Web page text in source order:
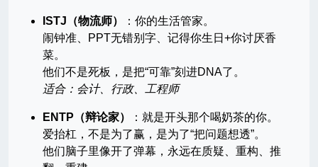
ISTJ（物流师）
：你的生活管家。
闹钟准、PPT无错别字、记得你生日+你讨厌香
菜。
他们不是死板，是把“可靠”刻进DNA了。
适合：会计、行政、工程师
ENTP（辩论家）
：就是开头那个喝奶茶的你。
爱抬杠，不是为了赢，是为了“把问题想透”。
他们脑子里像开了弹幕，永远在质疑、重构、推